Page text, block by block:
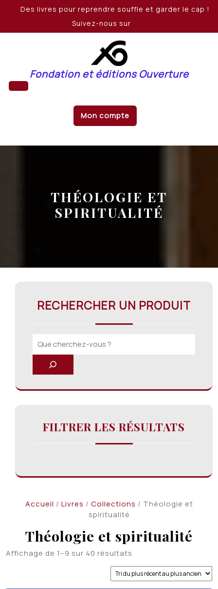
Des livres pour reprendre souffle et garder le cap !
Suivez-nous sur
Fondation et éditions Ouverture
Mon compte
THÉOLOGIE ET
SPIRITUALITÉ
Accueil / Livres / Collections / Théologie et
spiritualité
Théologie et spiritualité
Affichage de 1–9 sur 40 résultats
plus
RECHERCHER UN PRODUIT
FILTRER LES RÉSULTATS